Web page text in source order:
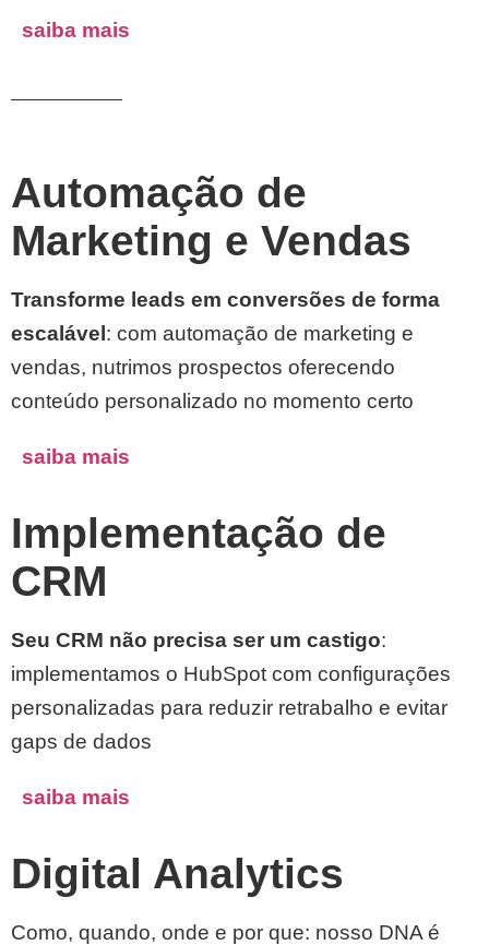
saiba mais
Automação de
Marketing e Vendas
Transforme leads em conversões de forma
escalável : com automação de marketing e
vendas, nutrimos prospectos oferecendo
conteúdo personalizado no momento certo
saiba mais
Implementação de
CRM
Seu CRM não precisa ser um castigo:
implementamos o HubSpot com configurações
personalizadas para reduzir retrabalho e evitar
gaps de dados
saiba mais
Digital Analytics
Como, quando, onde e por que: nosso DNA é